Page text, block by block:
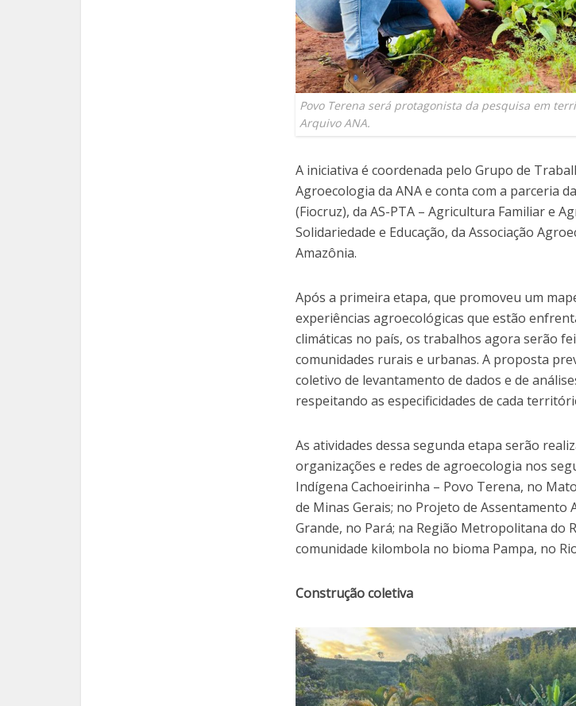
Povo Terena será protagonista da pesquisa em
Arquivo ANA.
A iniciativa é coordenada pelo Grupo de
Agroecologia da ANA e conta com a parceria
(Fiocruz), da AS-PTA – Agricultura Familiar e
Solidariedade e Educação, da Associação
Amazônia.
Após a primeira etapa, que promoveu um
experiências agroecológicas que estão
climáticas no país, os trabalhos agora serão
comunidades rurais e urbanas. A proposta
coletivo de levantamento de dados e de
respeitando as especificidades de cada
As atividades dessa segunda etapa serão
organizações e redes de agroecologia nos
Indígena Cachoeirinha – Povo Terena, no
de Minas Gerais; no Projeto de Assentamento
Grande, no Pará; na Região Metropolitana do
comunidade kilombola no bioma Pampa, no
Construção coletiva